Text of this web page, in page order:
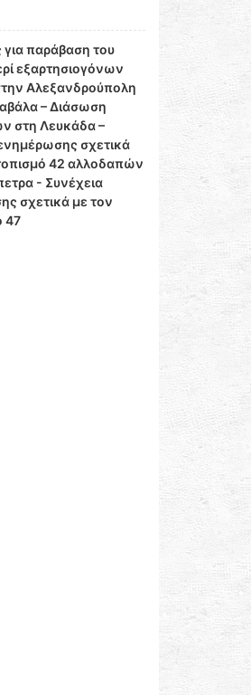
για παράβαση του
εξαρτησιογόνων
Αλεξανδρούπολη
– Διάσωση
στη Λευκάδα –
σχετικά
42 αλλοδαπών
- Συνέχεια
σχετικά με τον
47